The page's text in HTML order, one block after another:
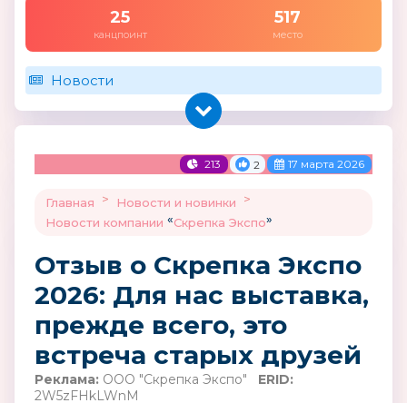
25
канцпоинт
517
место
Новости
213 2 17 марта 2026
Главная > Новости и новинки
>
Новости компании «Скрепка Экспо»
Отзыв о Скрепка Экспо
2026: Для нас выставка,
прежде всего, это
встреча старых друзей
Реклама: ООО "Скрепка Экспо" ERID:
2W5zFHkLWnM